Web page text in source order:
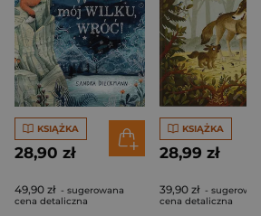
KSIĄŻKA
28,90 zł
49,90 zł - sugerowana
cena detaliczna
KSIĄŻKA
28,99 zł
39,90 zł -
cena detaliczna